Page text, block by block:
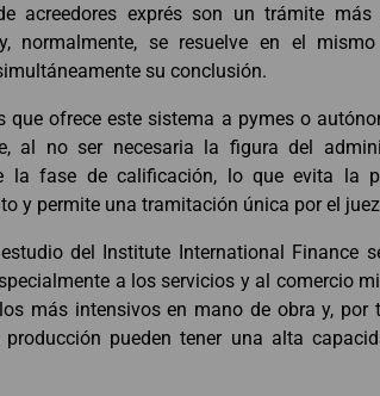
acreedores exprés son un trámite
normalmente, se resuelve en el
su conclusión.
que ofrece este sistema a pymes o
al no ser necesaria la figura del
la fase de calificación, lo que evita la
y permite una tramitación única por el
del Institute International Finance
a los servicios y al comercio
más intensivos en mano de obra y, por
producción pueden tener una alta